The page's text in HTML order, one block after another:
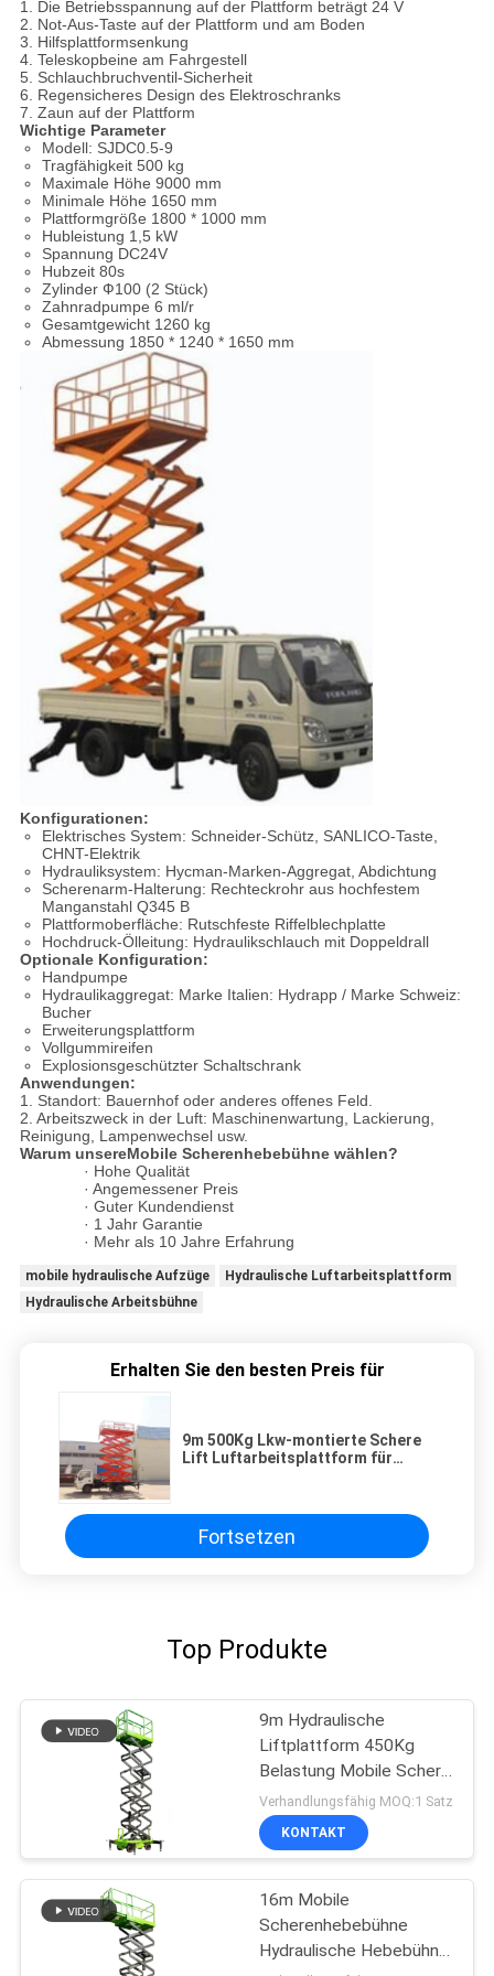
1. Die Betriebsspannung auf der Plattform beträgt 24 V
2. Not-Aus-Taste auf der Plattform und am Boden
3. Hilfsplattformsenkung
4. Teleskopbeine am Fahrgestell
5. Schlauchbruchventil-Sicherheit
6. Regensicheres Design des Elektroschranks
7. Zaun auf der Plattform
Wichtige Parameter
Modell: SJDC0.5-9
Tragfähigkeit 500 kg
Maximale Höhe 9000 mm
Minimale Höhe 1650 mm
Plattformgröße 1800 * 1000 mm
Hubleistung 1,5 kW
Spannung DC24V
Hubzeit 80s
Zylinder Ф100 (2 Stück)
Zahnradpumpe 6 ml/r
Gesamtgewicht 1260 kg
Abmessung 1850 * 1240 * 1650 mm
Konfigurationen:
Elektrisches System: Schneider-Schütz, SANLICO-Taste,
CHNT-Elektrik
Hydrauliksystem: Hycman-Marken-Aggregat, Abdichtung
Scherenarm-Halterung: Rechteckrohr aus hochfestem
Manganstahl Q345 B
Plattformoberfläche: Rutschfeste Riffelblechplatte
Hochdruck-Ölleitung: Hydraulikschlauch mit Doppeldrall
Optionale Konfiguration:
Handpumpe
Hydraulikaggregat: Marke Italien: Hydrapp / Marke Schweiz:
Bucher
Erweiterungsplattform
Vollgummireifen
Explosionsgeschützter Schaltschrank
Anwendungen:
1. Standort: Bauernhof oder anderes offenes Feld.
2. Arbeitszweck in der Luft: Maschinenwartung, Lackierung,
Reinigung, Lampenwechsel usw.
Warum unsereMobile Scherenhebebühne wählen?
· Hohe Qualität
· Angemessener Preis
· Guter Kundendienst
· 1 Jahr Garantie
· Mehr als 10 Jahre Erfahrung
mobile hydraulische Aufzüge
Hydraulische Luftarbeitsplattform
Hydraulische Arbeitsbühne
Erhalten Sie den besten Preis für
9m 500Kg Lkw-montierte Schere
Lift Luftarbeitsplattform für
Fortsetzen
Top Produkte
9m Hydraulische
Liftplattform 450Kg
Belastung Mobile Schere
Lift
Verhandlungsfähig MOQ:1 Satz
KONTAKT
16m Mobile
Scherenhebebühne
Hydraulische Hebebühne